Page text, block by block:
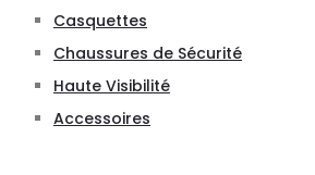
Casquettes
Chaussures de Sécurité
Haute Visibilité
Accessoires